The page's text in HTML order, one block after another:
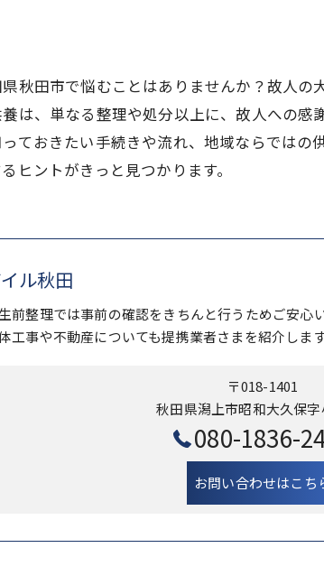
秋田市で悩むことはありませんか？故人
は、単なる整理や処分以上に、故人への
ておきたい手続きや流れ、地域ならでは
ヒントがきっと見つかります。
ル秋田
前整理では事前の確認をきちんと行うためご安心
工事や不動産についても提携業者さまを紹介します
〒018-1401
秋田県潟上市昭和大久保字
080-1836-
お問い合わせはこち